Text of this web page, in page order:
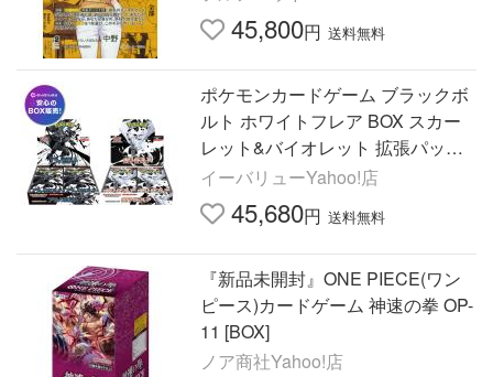
45,800円 送料無料
ポケモンカードゲーム ブラックボ
ルト ホワイトフレア BOX スカー
レット&バイオレット 拡張パック
新品未開封 シュリンク付き
イーバリューYahoo!店
45,680円 送料無料
『新品未開封』ONE PIECE(ワン
ピース)カードゲーム 神速の拳 OP-
11 [BOX]
ノア商社Yahoo!店